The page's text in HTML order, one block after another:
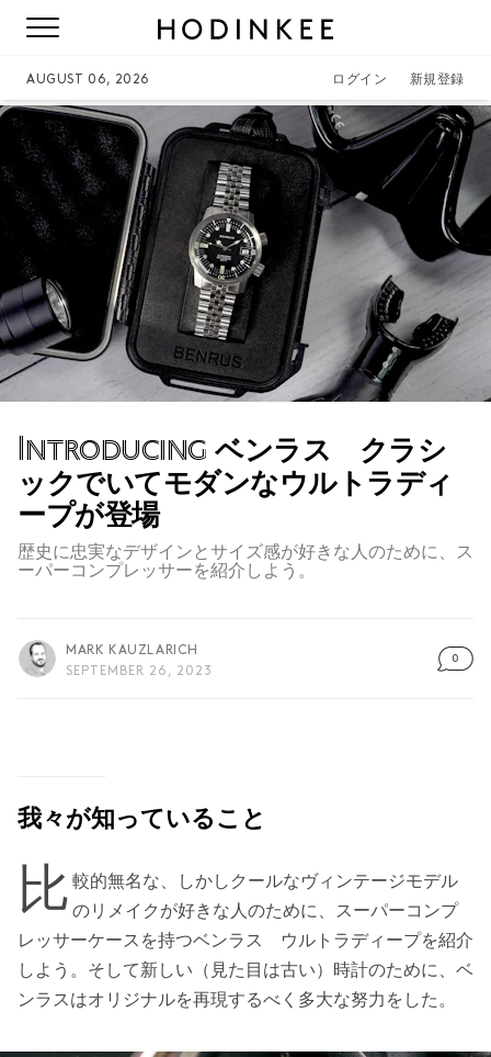
AUGUST 06, 2026 ログイン 新規登録
Introducing ベンラス クラシ
ックでいてモダンなウルトラディ
ープが登場
歴史に忠実なデザインとサイズ感が好きな人のために、ス
ーパーコンプレッサーを紹介しよう。
MARK KAUZLARICH
SEPTEMBER 26, 2023
0
我々が知っていること
比 較的無名な、しかしクールなヴィンテージモデル
のリメイクが好きな人のために、スーパーコンプ
レッサーケースを持つベンラス ウルトラディープを紹介
しよう。そして新しい（見た目は古い）時計のために、ベ
ンラスはオリジナルを再現するべく多大な努力をした。